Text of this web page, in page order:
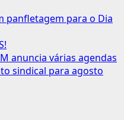
panfletagem para o Dia
anuncia várias agendas
sindical para agosto